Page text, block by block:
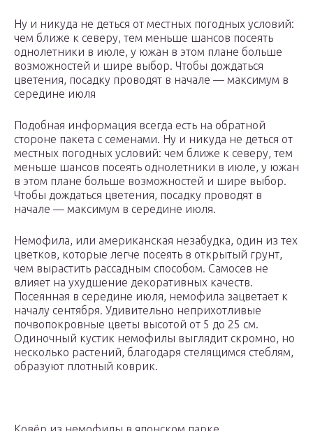
Ну и никуда не деться от местных погодных условий:
чем ближе к северу, тем меньше шансов посеять
однолетники в июле, у южан в этом плане больше
возможностей и шире выбор. Чтобы дождаться
цветения, посадку проводят в начале — максимум в
середине июля
Подобная информация всегда есть на обратной
стороне пакета с семенами. Ну и никуда не деться от
местных погодных условий: чем ближе к северу, тем
меньше шансов посеять однолетники в июле, у южан
в этом плане больше возможностей и шире выбор.
Чтобы дождаться цветения, посадку проводят в
начале — максимум в середине июля.
Немофила, или американская незабудка, один из тех
цветков, которые легче посеять в открытый грунт,
чем вырастить рассадным способом. Самосев не
влияет на ухудшение декоративных качеств.
Посеянная в середине июля, немофила зацветает к
началу сентября. Удивительно неприхотливые
почвопокровные цветы высотой от 5 до 25 см.
Одиночный кустик немофилы выглядит скромно, но
несколько растений, благодаря стелящимся стеблям,
образуют плотный коврик.